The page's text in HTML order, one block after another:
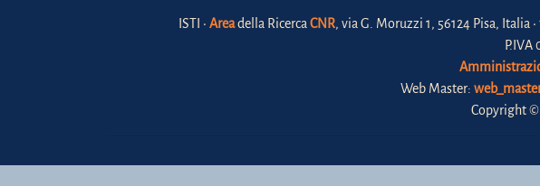
ISTI • Areadella RicercaCNR, via G. Moruzzi 1, 56124 Pisa, Italia
P.IVA
Web Master:
Copyright ©